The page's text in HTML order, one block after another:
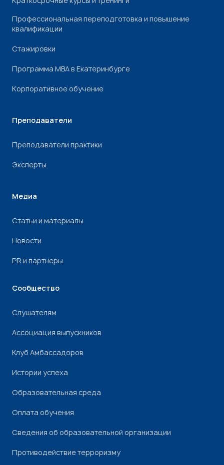
Профессиональная переподготовка и повышение
квалификации
Стажировки
Программа МВА в Екатеринбурге
Корпоративное обучение
Преподаватели
Преподаватели практики
Эксперты
Медиа
Статьи и материалы
Новости
PR и партнеры
Сообщество
Слушателям
Ассоциация выпускников
Клуб Амбассадоров
Истории успеха
Образовательная среда
Оплата обучения
Сведения об образовательной организации
Противодействие терроризму